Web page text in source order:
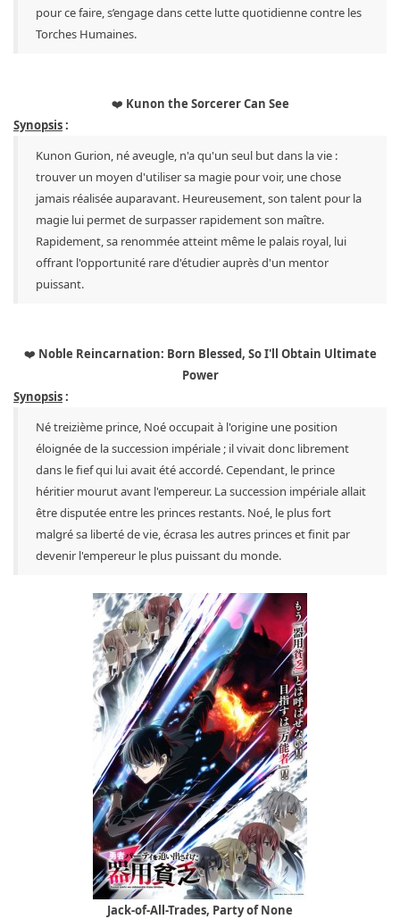
pour ce faire, s’engage dans cette lutte quotidienne contre les
Torches Humaines.
❤️ Kunon the Sorcerer Can See
Synopsis:
Kunon Gurion, né aveugle, n'a qu'un seul but dans la vie :
trouver un moyen d'utiliser sa magie pour voir, une chose
jamais réalisée auparavant. Heureusement, son talent pour la
magie lui permet de surpasser rapidement son maître.
Rapidement, sa renommée atteint même le palais royal, lui
offrant l'opportunité rare d'étudier auprès d'un mentor
puissant.
❤️ Noble Reincarnation: Born Blessed, So I'll Obtain Ultimate
Power
Synopsis:
Né treizième prince, Noé occupait à l'origine une position
éloignée de la succession impériale ; il vivait donc librement
dans le fief qui lui avait été accordé. Cependant, le prince
héritier mourut avant l'empereur. La succession impériale allait
être disputée entre les princes restants. Noé, le plus fort
malgré sa liberté de vie, écrasa les autres princes et finit par
devenir l'empereur le plus puissant du monde.
Jack-of-All-Trades, Party of None